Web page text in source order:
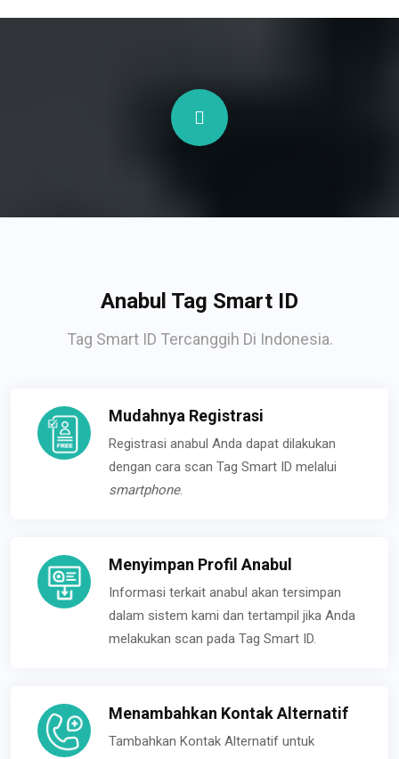
Anabul Tag Smart ID
Tag Smart ID Tercanggih Di Indonesia.
Mudahnya Registrasi
Registrasi anabul Anda dapat dilakukan
dengan cara scan Tag Smart ID melalui
smartphone.
Menyimpan Profil Anabul
Informasi terkait anabul akan tersimpan
dalam sistem kami dan tertampil jika Anda
melakukan scan pada Tag Smart ID.
Menambahkan Kontak Alternatif
Tambahkan Kontak Alternatif untuk